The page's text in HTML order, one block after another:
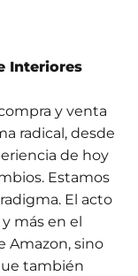
Interiores
y venta
radical, desde
de hoy
Estamos
El acto
más en el
Amazon, sino
también